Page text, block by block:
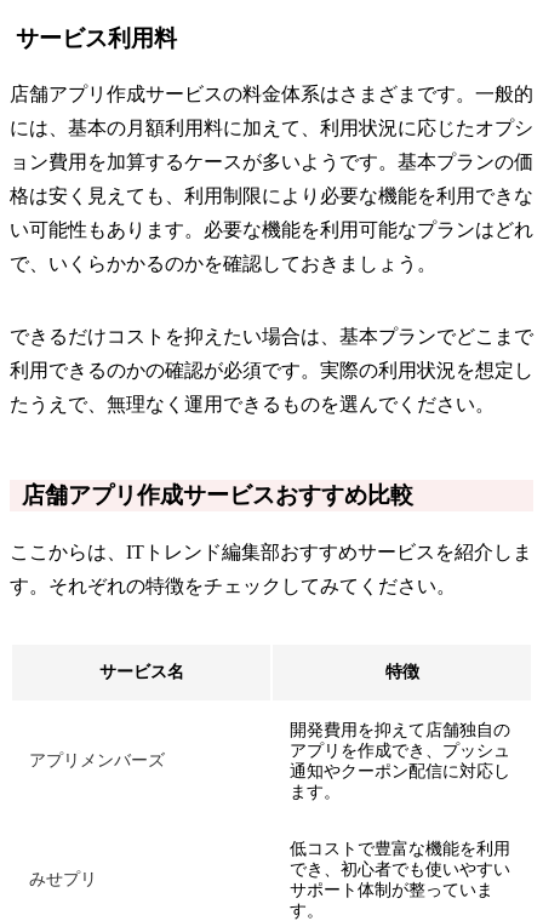
サービス利用料
店舗アプリ作成サービスの料金体系はさまざまです。一般的
には、基本の月額利用料に加えて、利用状況に応じたオプシ
ョン費用を加算するケースが多いようです。基本プランの価
格は安く見えても、利用制限により必要な機能を利用できな
い可能性もあります。必要な機能を利用可能なプランはどれ
で、いくらかかるのかを確認しておきましょう。
できるだけコストを抑えたい場合は、基本プランでどこまで
利用できるのかの確認が必須です。実際の利用状況を想定し
たうえで、無理なく運用できるものを選んでください。
店舗アプリ作成サービスおすすめ比較
ここからは、ITトレンド編集部おすすめサービスを紹介しま
す。それぞれの特徴をチェックしてみてください。
サービス名 特徴
アプリメンバーズ
開発費用を抑えて店舗独自の
アプリを作成でき、プッシュ
通知やクーポン配信に対応し
ます。
みせプリ
低コストで豊富な機能を利用
でき、初心者でも使いやすい
サポート体制が整っていま
す。